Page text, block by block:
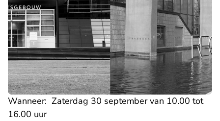
Wanneer: Zaterdag 30 september van 10.00 tot
16.00 uur